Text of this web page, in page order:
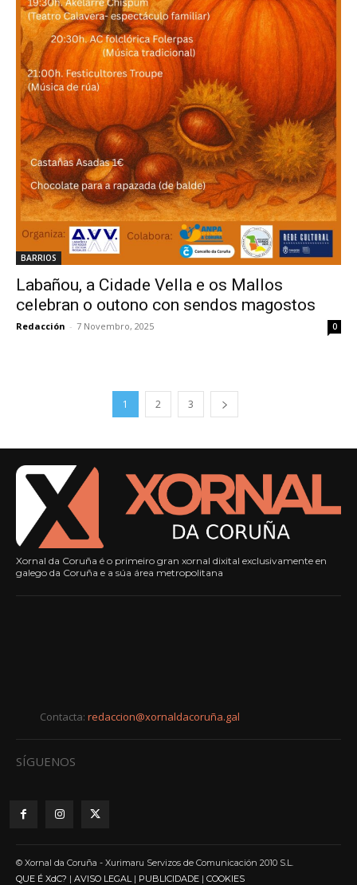
BARRIOS
Labañou, a Cidade Vella e os Mallos
celebran o outono con sendos magostos
Redacción - 7 Novembro, 2025 0
1 2 3
Xornal da Coruña é o primeiro gran xornal dixital exclusivamente en
galego da Coruña e a súa área metropolitana
Contacta: redaccion@xornaldacoruña.gal
SÍGUENOS
© Xornal da Coruña - Xurimaru Servizos de Comunicación 2010 S.L.
QUE É XdC? | AVISO LEGAL | PUBLICIDADE | COOKIES